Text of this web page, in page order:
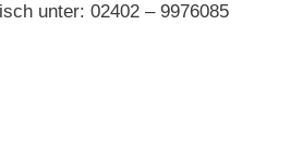
unter: 02402 – 9976085